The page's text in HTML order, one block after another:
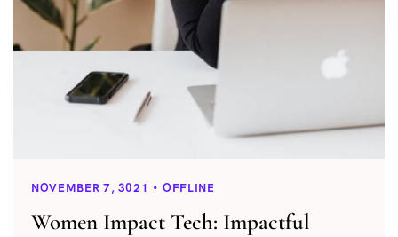
NOVEMBER 7, 3021 OFFLINE
Women Impact Tech: Impactful